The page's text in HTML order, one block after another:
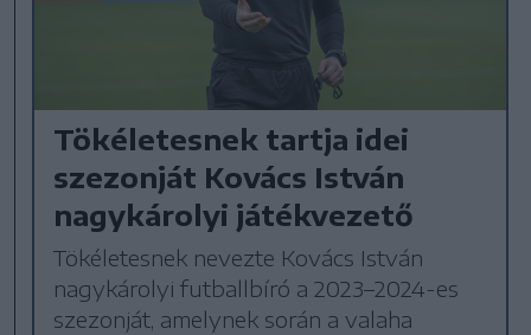
Tökéletesnek tartja idei
szezonját Kovács István
nagykárolyi játékvezető
Tökéletesnek nevezte Kovács István
nagykárolyi futballbíró a 2023–2024-es
szezonját, amelynek során a valaha